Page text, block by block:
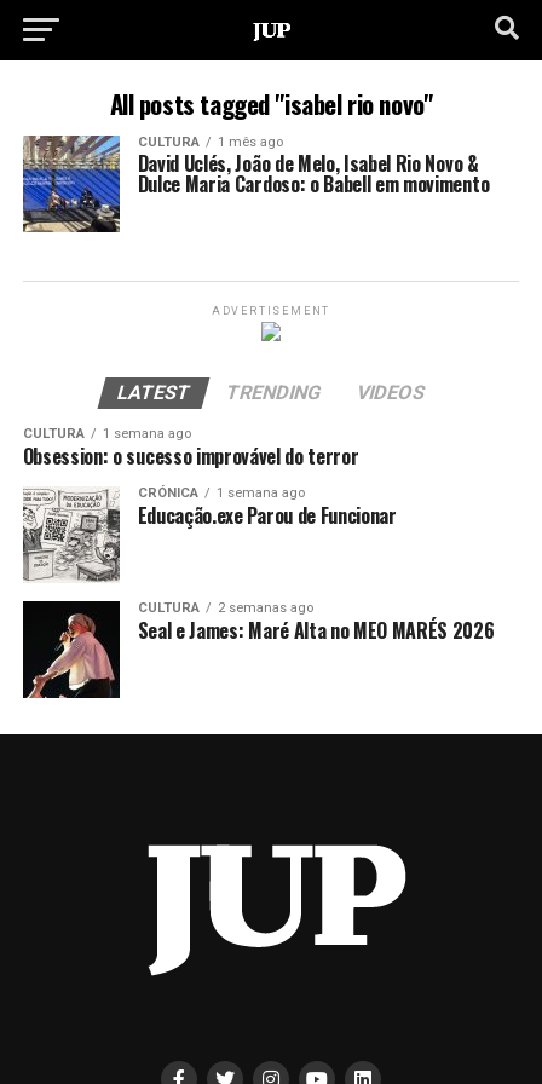
All posts tagged "isabel rio novo"
CULTURA 1 mês ago
David Uclés, João de Melo, Isabel Rio Novo &
Dulce Maria Cardoso: o Babell em movimento
ADVERTISEMENT
LATEST TRENDING VIDEOS
CULTURA 1 semana ago
Obsession: o sucesso improvável do terror
CRÓNICA 1 semana ago
Educação.exe Parou de Funcionar
CULTURA 2 semanas ago
Seal e James: Maré Alta no MEO MARÉS 2026